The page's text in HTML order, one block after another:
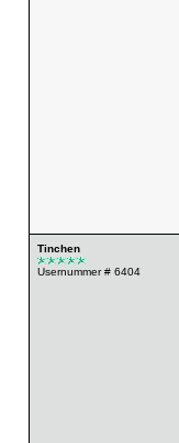
Tinchen
Usernummer # 6404